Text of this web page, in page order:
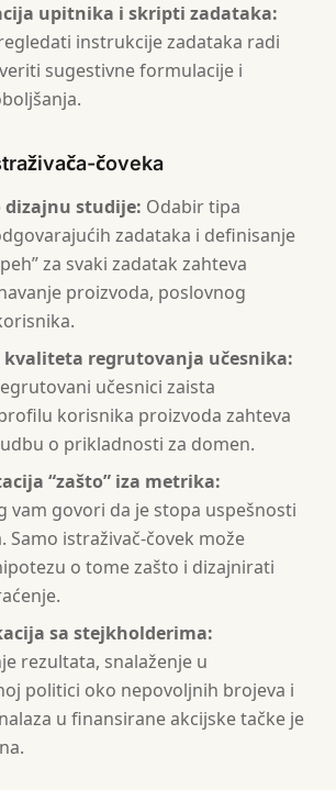
upitnika i skripti zadataka:
instrukcije zadataka radi
sugestivne formulacije i
čoveka
dizajnu studije: Odabir tipa
zadataka i definisanje
za svaki zadatak zahteva
proizvoda, poslovnog
regrutovanja učesnika:
učesnici zaista
korisnika proizvoda zahteva
o prikladnosti za domen.
“zašto” iza metrika:
vam govori da je stopa uspešnosti
Samo istraživač-čovek može
o tome zašto i dizajnirati
sa stejkholderima:
rezultata, snalaženje u
politici oko nepovoljnih brojeva i
u finansirane akcijske tačke je